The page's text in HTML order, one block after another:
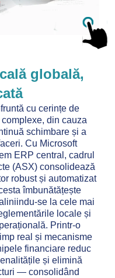
globală,
cu cerințe de
din cauza
schimbare și a
Cu Microsoft
ERP central, cadrul
(ASX) consolidează
robust și automatizat
îmbunătățește
se la cele mai
locale și
Printr-o
real și mecanisme
financiare reduc
și elimină
— consolidând